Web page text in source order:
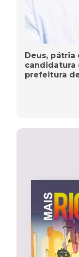
Deus, pátria
candidatura
prefeitura